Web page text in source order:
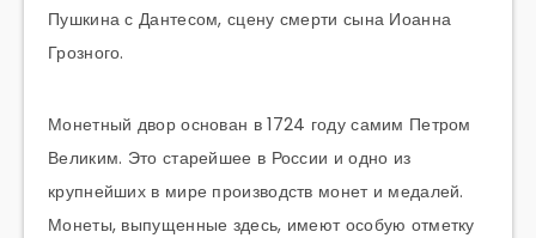
Пушкина с Дантесом, сцену смерти сына Иоанна
Грозного.
Монетный двор основан в 1724 году самим Петром
Великим. Это старейшее в России и одно из
крупнейших в мире производств монет и медалей.
Монеты, выпущенные здесь, имеют особую отметку